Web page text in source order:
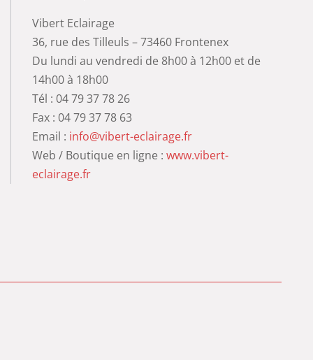
Vibert Eclairage
36, rue des Tilleuls – 73460 Frontenex
Du lundi au vendredi de 8h00 à 12h00 et de
14h00 à 18h00
Tél : 04 79 37 78 26
Fax : 04 79 37 78 63
Email : info@vibert-eclairage.fr
Web / Boutique en ligne : www.vibert-
eclairage.fr